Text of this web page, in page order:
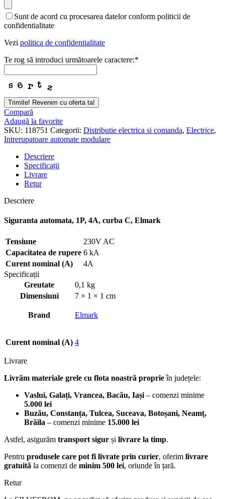
Number
Sunt de acord cu procesarea datelor conform politicii de
confidentialitate
Vezi politica de confidentialitate
Te rog să introduci următoarele caractere:*
Trimite! Revenim cu oferta ta!
Compară
Adaugă la favorite
SKU: 118751 Categorii: Distributie electrica si comanda, Electrice,
Intrerupatoare automate modulare
Descriere
Specificații
Livrare
Retur
Descriere
Siguranta automata, 1P, 4A, curba C, Elmark
Tensiune
230V AC
Capacitatea de rupere 6 kA
Curent nominal (A)
4A
Specificații
Greutate
0,1 kg
Dimensiuni
7 × 1 × 1 cm
Brand Elmark
Curent nominal (A) 4
Livrare
Livrăm materiale grele cu flota noastră proprieîn județele:
Vaslui, Galați, Vrancea, Bacău, Iași– comenzi minime
5.000 lei
Buzău, Constanța, Tulcea, Suceava, Botoșani, Neamț,
Brăila – comenzi minime 15.000 lei
Astfel, asigurăm transport sigur și livrare la timp.
Pentru produsele care pot fi livrate prin curier, oferim livrare
gratuită la comenzi de minim 500 lei, oriunde în țară.
Retur